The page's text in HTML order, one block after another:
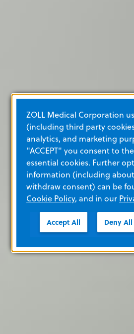
ZOLL Medical Corporation
(including third party
analytics, and marketing
"ACCEPT" you consent to
essential cookies. Further
information (including
withdraw consent) can be
Cookie Policy, and in our
Accept All Deny All